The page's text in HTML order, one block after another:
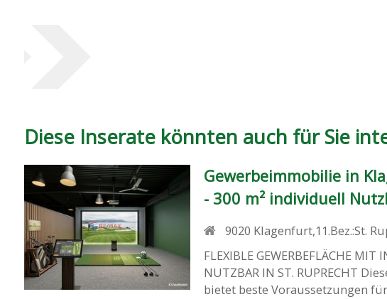
Diese Inserate könnten auch für Sie
Gewerbeimmobilie in
- 300 m² individuell
9020 Klagenfurt,11.Bez.:St.
FLEXIBLE GEWERBEFLÄCHE MIT
NUTZBAR IN ST. RUPRECHT
bietet beste Voraussetzungen